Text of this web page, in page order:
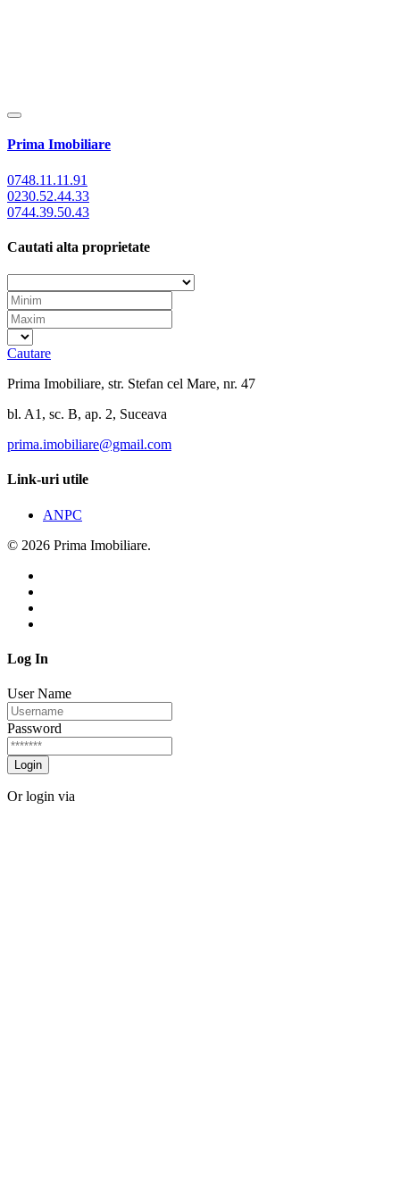
Prima Imobiliare
0748.11.11.91
0230.52.44.33
0744.39.50.43
Cautati alta proprietate
Cautare
Prima Imobiliare, str. Stefan cel Mare, nr. 47
bl. A1, sc. B, ap. 2, Suceava
prima.imobiliare@gmail.com
Link-uri utile
ANPC
© 2026 Prima Imobiliare.
Log In
User Name
Password
Login
Or login via